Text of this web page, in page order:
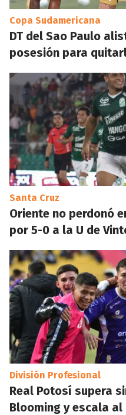
Copa Sudamericana
DT del Sao Paulo
posesión para
Santa Cruz
Oriente no perdonó
por 5-0 a la U de
División Profesional
Real Potosí supera
Blooming y escala